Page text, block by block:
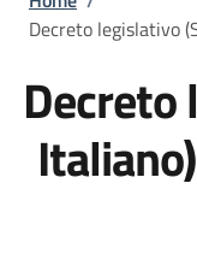
Decreto legislativo